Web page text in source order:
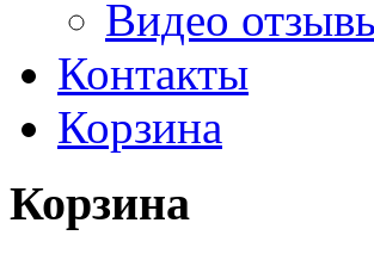
Видео
Контакты
Корзина
Корзина